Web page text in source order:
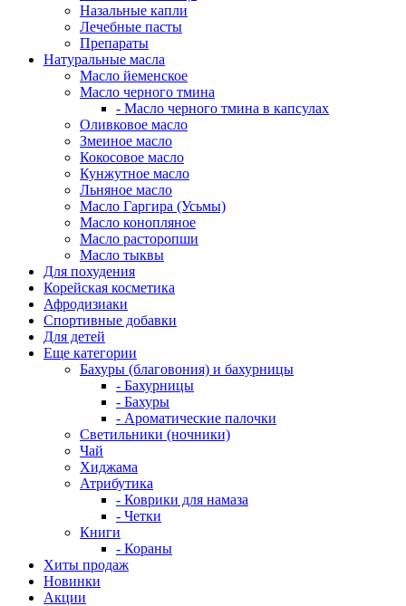
Назальные капли
Лечебные пасты
Препараты
Натуральные масла
Масло йеменское
Масло черного тмина
- Масло черного тмина в капсулах
Оливковое масло
Змеиное масло
Кокосовое масло
Кунжутное масло
Льняное масло
Масло Гаргира (Усьмы)
Масло конопляное
Масло расторопши
Масло тыквы
Для похудения
Корейская косметика
Афродизиаки
Спортивные добавки
Для детей
Еще категории
Бахуры (благовония) и бахурницы
- Бахурницы
- Бахуры
- Ароматические палочки
Светильники (ночники)
Чай
Хиджама
Атрибутика
- Коврики для намаза
- Четки
Книги
- Кораны
Хиты продаж
Новинки
Акции